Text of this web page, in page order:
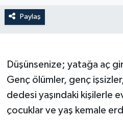
Paylaş
Düşünsenize; yatağa aç
Genç ölümler, genç
dedesi yaşındaki kişilerle
çocuklar ve yaş kemale